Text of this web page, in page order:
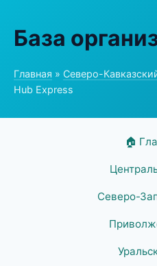
База
Главная » Северо-
Hub Express
🏠
Северо-